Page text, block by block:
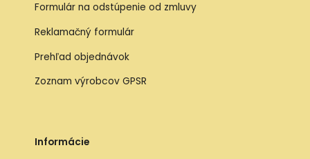
Formulár na odstúpenie od zmluvy
Reklamačný formulár
Prehľad objednávok
Zoznam výrobcov GPSR
Informácie